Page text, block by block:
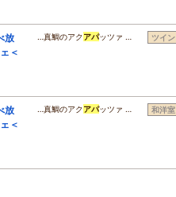
放
＜
…真鯛のアクアパッツァ … ツイン
放
＜
…真鯛のアクアパッツァ … 和洋室